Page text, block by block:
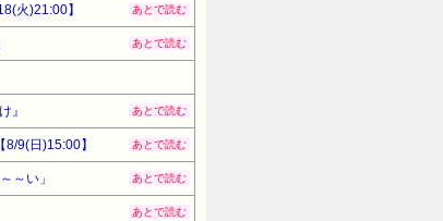
火)21:00】 あとで読む
あとで読む
』 あとで読む
9(日)15:00】 あとで読む
～い」 あとで読む
あとで読む